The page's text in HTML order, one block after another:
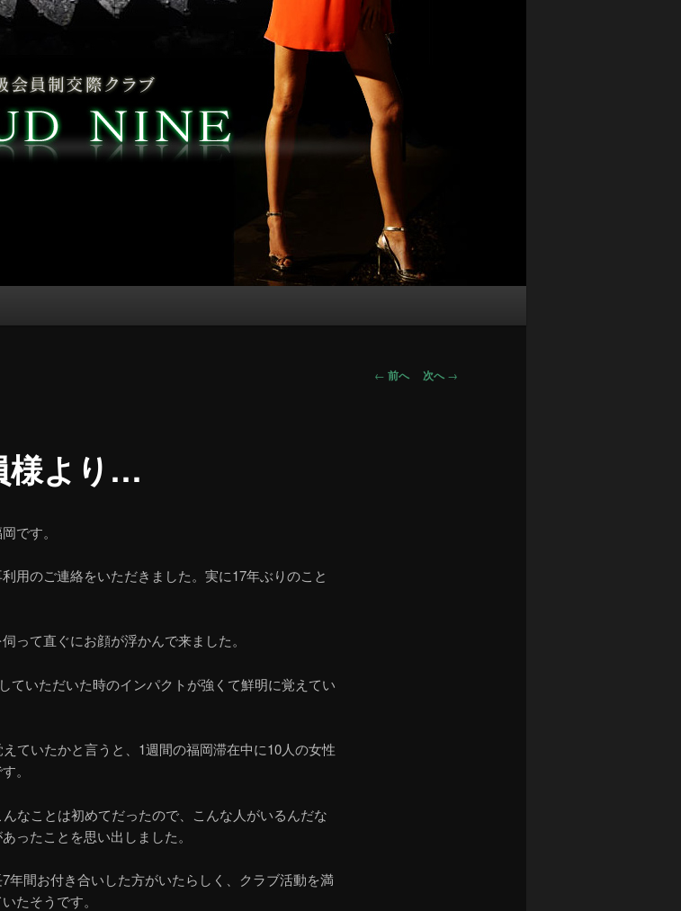
投
← 前へ 次へ→
様より…
です。
用のご連絡をいただきました。実に17年ぶりのこと
って直ぐにお顔が浮かんで来ました。
ていただいた時のインパクトが強くて鮮明に覚えてい
ていたかと言うと、1週間の福岡滞在中に10人の女性
。
なことは初めてだったので、こんな人がいるんだな
ったことを思い出しました。
年間お付き合いした方がいたらしく、クラブ活動を満
たそうです。